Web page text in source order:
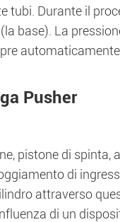
tubi. Durante il
base). La
automaticamente
Pusher
pistone di spinta,
di
attraverso
di un